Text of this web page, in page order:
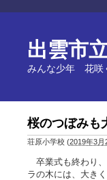
出雲市
みんな少年 花咲
桜のつぼみも
荘原小学校 (2019年3月
卒業式も終わり
ラの木には、大き